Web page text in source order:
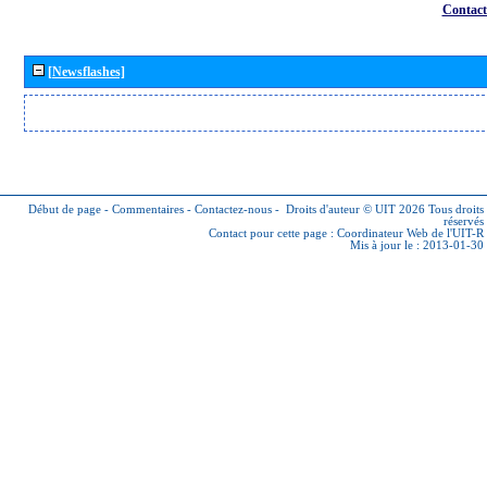
[Newsflashes]
Début de page - Commentaires - Contactez-nous - Droits d'auteur © UIT 2026 Tous droits
réservés
Contact pour cette page : Coordinateur Web de l'UIT-R
Mis à jour le : 2013-01-30